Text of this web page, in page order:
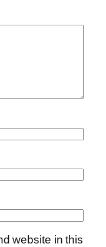
website in this